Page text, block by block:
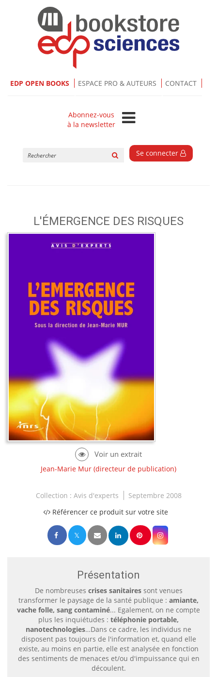
EDP OPEN BOOKS ESPACE PRO & AUTEURS CONTACT
Abonnez-vous
à la newsletter
Se connecter
L'ÉMERGENCE DES RISQUES
Jean-Marie Mur (directeur de publication)
Collection : Avis d'experts
Septembre 2008
Référencer ce produit sur votre site
Présentation
De nombreuses crises sanitairessont venues
transformer le paysage de la santé publique : amiante,
vache folle, sang contaminé... Egalement, on ne compte
plus les inquiétudes : téléphonie portable,
nanotechnologies…Dans ce cadre, les individus ne
disposent pas toujours de l'information et, quand elle
existe, au moins en partie, elle est analysée en fonction
des sentiments de menaces et/ou d'impuissance qui en
découlent.